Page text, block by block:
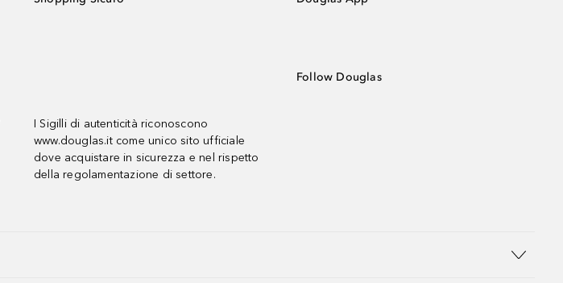
I Sigilli di autenticità riconoscono
www.douglas.it come unico sito ufficiale
dove acquistare in sicurezza e nel rispetto
della regolamentazione di settore.
Follow Douglas